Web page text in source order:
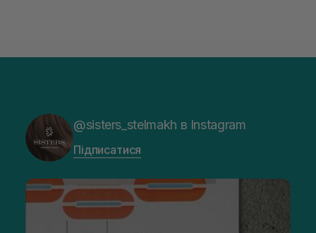
@sisters_stelmakh в Instagram
Підписатися